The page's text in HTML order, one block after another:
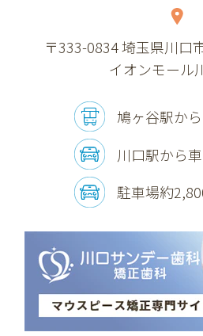
〒333-0834埼玉県川口
イオンモール
鳩ヶ谷駅か
川口駅から
駐車場約